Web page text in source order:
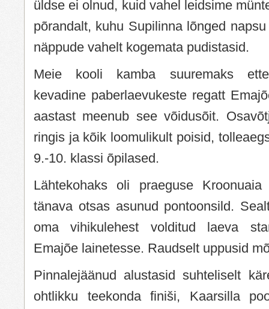
üldse ei olnud, kuid vahel leidsime
põrandalt, kuhu Supilinna lõnged
näppude vahelt kogemata pudistasid.
Meie kooli kamba suuremaks
kevadine paberlaevukeste regatt
aastast meenub see võidusõit.
ringis ja kõik loomulikult poisid,
9.-10. klassi õpilased.
Lähtekohaks oli praeguse
tänava otsas asunud pontoonsild.
oma vihikulehest volditud laeva
Emajõe lainetesse. Raudselt uppusid
Pinnalejäänud alustasid suhteliselt
ohtlikku teekonda finiši, Kaarsilla